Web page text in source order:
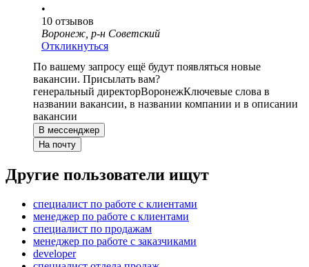
•
10 отзывов
Воронеж, р-н Советский
Откликнуться
По вашему запросу ещё будут появляться новые
вакансии. Присылать вам?
генеральный директорВоронежКлючевые слова в
названии вакансии, в названии компании и в описании
вакансии
В мессенджер
На почту
Другие пользователи ищут
специалист по работе с клиентами
менеджер по работе с клиентами
специалист по продажам
менеджер по работе с заказчиками
developer